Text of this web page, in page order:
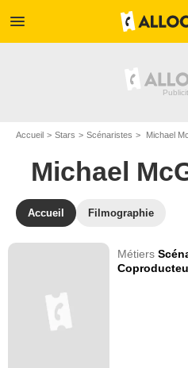
menu
Accueil Stars Scénaristes Michael
Michael
Accueil Filmographie
Métiers